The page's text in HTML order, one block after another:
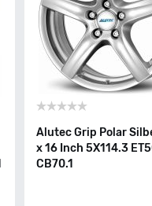
Alutec Grip Polar
x 16 Inch 5X114.3
CB70.1